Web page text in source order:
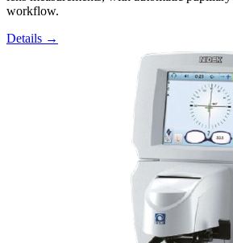
workflow.
Details →